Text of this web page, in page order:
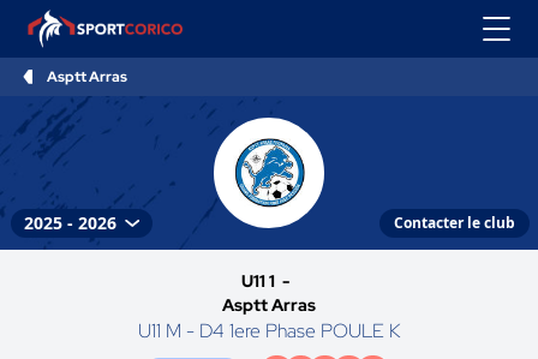
Asptt Arras
Contacter le club
U11 1 -
Asptt Arras
U11 M - D4 1ere Phase POULE K